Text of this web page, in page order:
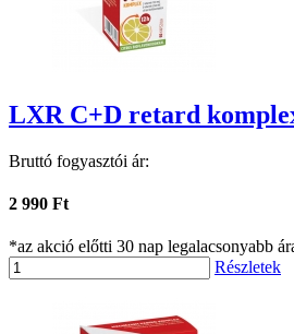
LXR C+D retard
Bruttó fogyasztói ár:
2 990 Ft
*az akció előtti 30 nap legalacsonyabb
Részletek